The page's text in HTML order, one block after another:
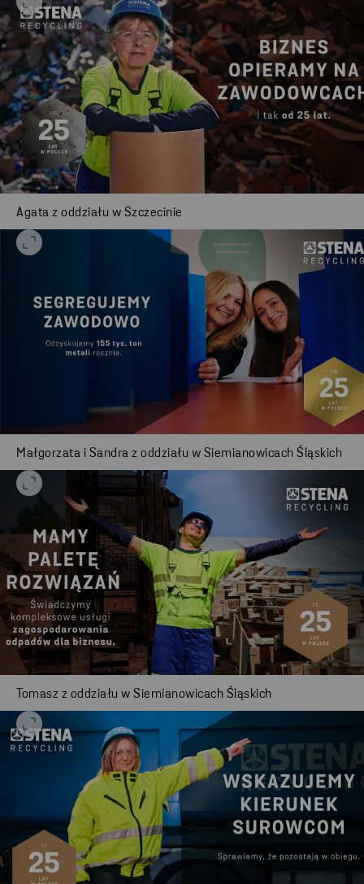
Agata z oddziału w Szczecinie
Małgorzata i Sandra z oddziału w Siemianowicach Śląskich
Tomasz z oddziału w Siemianowicach Śląskich